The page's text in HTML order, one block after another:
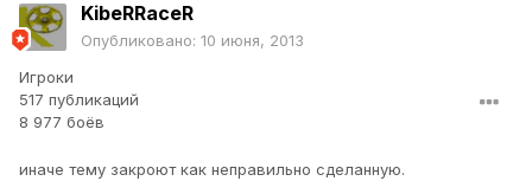
KibeRRaceR
Опубликовано: 10 июня, 2013
Игроки
517 публикаций
8 977 боёв
иначе тему закроют как неправильно сделанную.